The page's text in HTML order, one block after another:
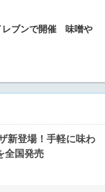
レブンで開催 味噌や
新登場！手軽に味わ
全国発売